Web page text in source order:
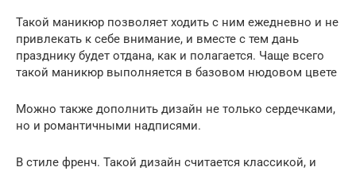
Такой маникюр позволяет ходить с ним ежедневно и не
привлекать к себе внимание, и вместе с тем дань
празднику будет отдана, как и полагается. Чаще всего
такой маникюр выполняется в базовом нюдовом цвете
Можно также дополнить дизайн не только сердечками,
но и романтичными надписями.
В стиле френч. Такой дизайн считается классикой, и